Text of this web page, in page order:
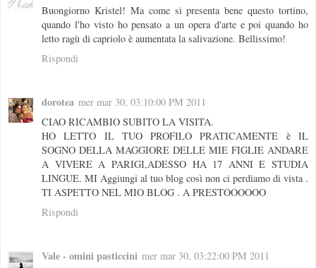
Buongiorno Kristel! Ma come si presenta bene questo tortino,
quando l'ho visto ho pensato a un opera d'arte e poi quando ho
letto ragù di capriolo è aumentata la salivazione. Bellissimo!
Rispondi
dorotea mer mar 30, 03:10:00 PM 2011
CIAO RICAMBIO SUBITO LA VISITA.
HO LETTO IL TUO PROFILO PRATICAMENTE è IL
SOGNO DELLA MAGGIORE DELLE MIE FIGLIE ANDARE
A VIVERE A PARIGI,ADESSO HA 17 ANNI E STUDIA
LINGUE. MI Aggiungi al tuo blog così non ci perdiamo di vista .
TI ASPETTO NEL MIO BLOG . A PRESTOOOOOO
Rispondi
Vale - omini pasticcini mer mar 30, 03:22:00 PM 2011